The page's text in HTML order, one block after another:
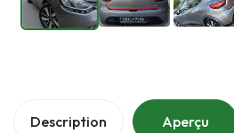
Description Aperçu